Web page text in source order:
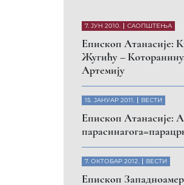
Eпископ Атанасије:
Светих Архангела